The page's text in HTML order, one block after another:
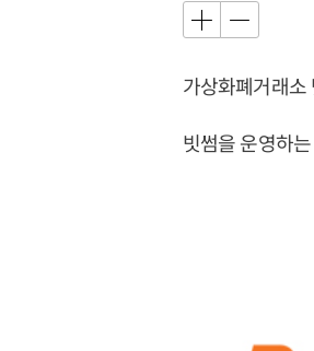
가상화폐거래소
빗썸을 운영하